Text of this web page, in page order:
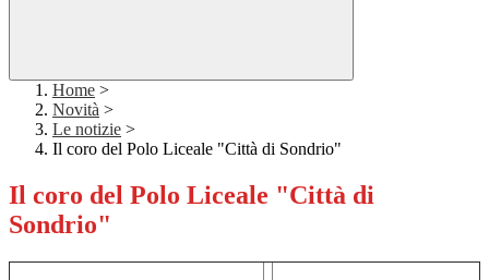
Home >
Novità >
Le notizie >
Il coro del Polo Liceale "Città di Sondrio"
Il coro del Polo Liceale "Città di
Sondrio"